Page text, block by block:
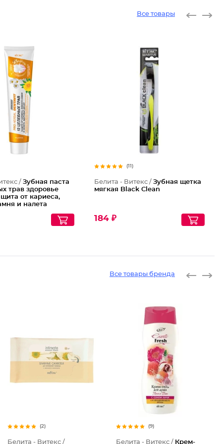
Все товары
/Зубная паста
трав здоровье
от кариеса,
и налета
(11)
Белита - Витекс /Зубная щетка
мягкая Black Clean
184 ₽
Все товары бренда
(2)
Белита - Витекс /
(9)
Белита - Витекс / Крем-